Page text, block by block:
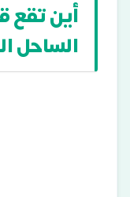
أين
الساحل